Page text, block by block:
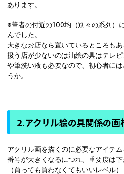
あります。
※筆者の付近の100均（別々の系列）
んでした。
大きなお店なら置いているところもあ
扱う店が少ないのは油絵の具はテレピ
や筆洗い液も必要なので、初心者に
うか。
2.アクリル絵の具関係の画
アクリル画を描くのに必要なアイテム
番号が大きくなるにつれ、重要度は下
（買っても買わなくてもいいレベル）